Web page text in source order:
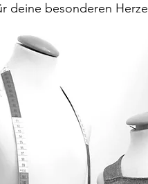
deine besonderen